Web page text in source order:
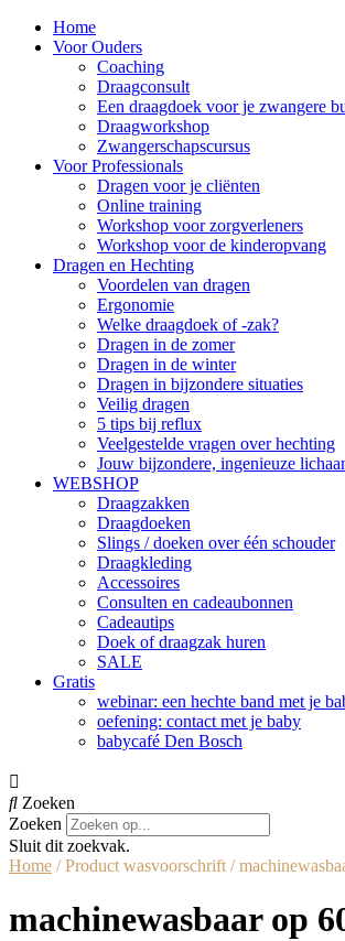
Home
Voor Ouders
Coaching
Draagconsult
Een draagdoek voor je zwangere
Draagworkshop
Zwangerschapscursus
Voor Professionals
Dragen voor je cliënten
Online training
Workshop voor zorgverleners
Workshop voor de kinderopvang
Dragen en Hechting
Voordelen van dragen
Ergonomie
Welke draagdoek of -zak?
Dragen in de zomer
Dragen in de winter
Dragen in bijzondere situaties
Veilig dragen
5 tips bij reflux
Veelgestelde vragen over hechting
Jouw bijzondere, ingenieuze
WEBSHOP
Draagzakken
Draagdoeken
Slings / doeken over één schouder
Draagkleding
Accessoires
Consulten en cadeaubonnen
Cadeautips
Doek of draagzak huren
SALE
Gratis
webinar: een hechte band met je
oefening: contact met je baby
babycafé Den Bosch
Zoeken
Zoeken
Sluit dit zoekvak.
Home / Product wasvoorschrift /
machinewasbaar op